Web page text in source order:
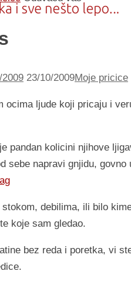
2009 23/10/2009Moje pricice
ocima ljude koji pricaju i
pandan kolicini njihove
sebe napravi gnjidu,
debilima, ili bilo
koje sam gledao.
bez reda i poretka, vi